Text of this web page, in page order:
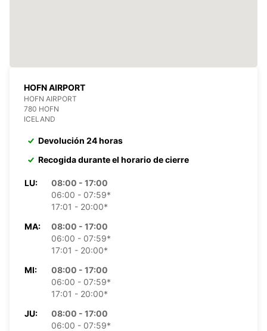
HOFN AIRPORT
HOFN AIRPORT
780 HOFN
ICELAND
Devolución 24 horas
Recogida durante el horario de cierre
LU:
08:00 - 17:00
06:00 - 07:59*
17:01 - 20:00*
MA:
08:00 - 17:00
06:00 - 07:59*
17:01 - 20:00*
MI:
08:00 - 17:00
06:00 - 07:59*
17:01 - 20:00*
JU:
08:00 - 17:00
06:00 - 07:59*